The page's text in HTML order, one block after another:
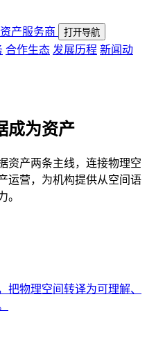
产服务商
打开导航
合作生态 发展历程 新闻动
成为资产
资产两条主线，连接物理空
运营，为机构提供从空间语
。
把物理空间转译为可理解、